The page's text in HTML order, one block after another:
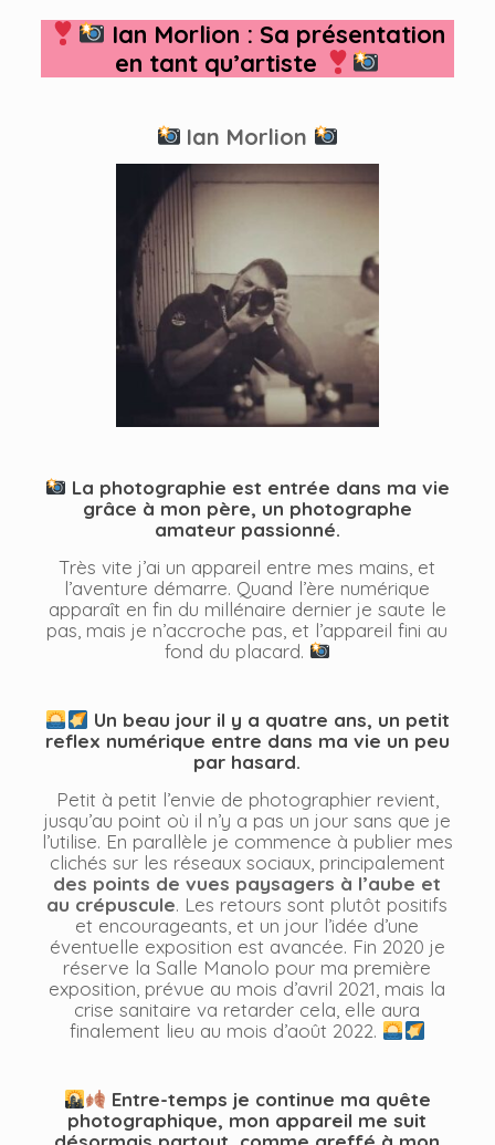
Ian Morlion : Sa présentation
en tant qu’artiste
Ian Morlion
La photographie est entrée dans ma vie
grâce à mon père, un photographe
amateur passionné.
Très vite j’ai un appareil entre mes mains, et
l’aventure démarre. Quand l’ère numérique
apparaît en fin du millénaire dernier je saute le
pas, mais je n’accroche pas, et l’appareil fini au
fond du placard.
Un beau jour il y a quatre ans, un petit
reflex numérique entre dans ma vie un peu
par hasard.
Petit à petit l’envie de photographier revient,
jusqu’au point où il n’y a pas un jour sans que je
l’utilise. En parallèle je commence à publier mes
clichés sur les réseaux sociaux, principalement
des points de vues paysagers à l’aube et
au crépuscule. Les retours sont plutôt positifs
et encourageants, et un jour l’idée d’une
éventuelle exposition est avancée. Fin 2020 je
réserve la Salle Manolo pour ma première
exposition, prévue au mois d’avril 2021, mais la
crise sanitaire va retarder cela, elle aura
finalement lieu au mois d’août 2022.
Entre-temps je continue ma quête
photographique, mon appareil me suit